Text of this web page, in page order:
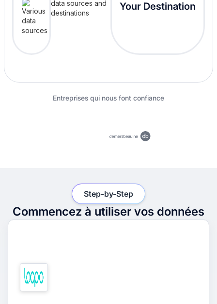
Your Destination
Entreprises qui nous font confiance
Commencez à utiliser vos données
Step-by-Step